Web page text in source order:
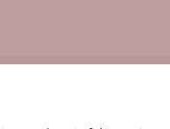
de cookies